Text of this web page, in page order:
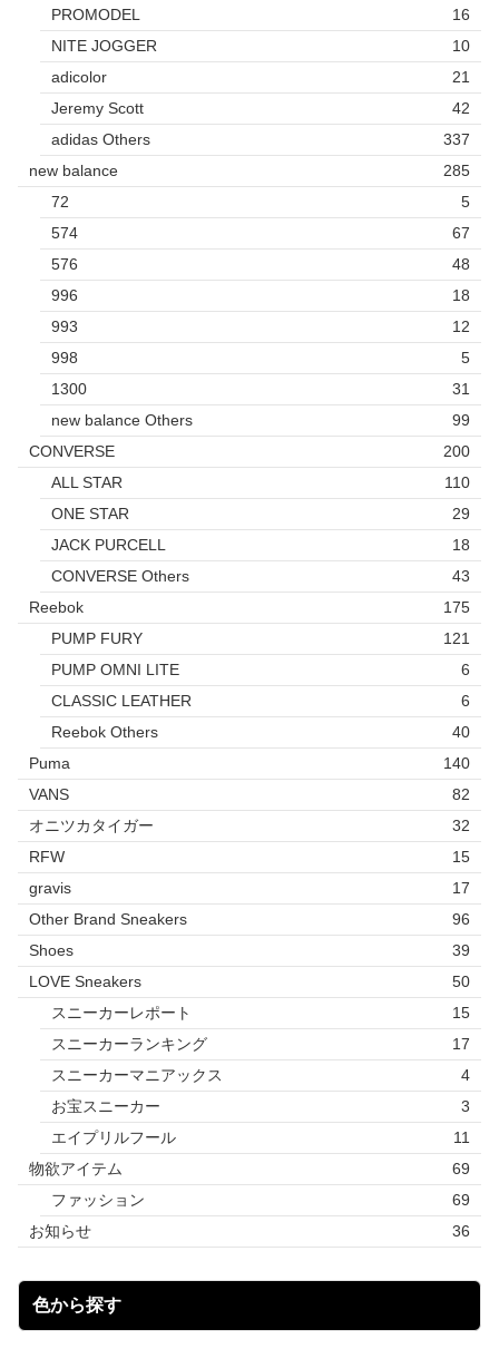
PROMODEL
16
NITE JOGGER
10
adicolor
21
Jeremy Scott
42
adidas Others
337
new balance
285
72
5
574
67
576
48
996
18
993
12
998
5
1300
31
new balance Others
99
CONVERSE
200
ALL STAR
110
ONE STAR
29
JACK PURCELL
18
CONVERSE Others
43
Reebok
175
PUMP FURY
121
PUMP OMNI LITE
6
CLASSIC LEATHER
6
Reebok Others
40
Puma
140
VANS
82
オニツカタイガー
32
RFW
15
gravis
17
Other Brand Sneakers
96
Shoes
39
LOVE Sneakers
50
スニーカーレポート
15
スニーカーランキング
17
スニーカーマニアックス
4
お宝スニーカー
3
エイプリルフール
11
物欲アイテム
69
ファッション
69
お知らせ
36
色から探す